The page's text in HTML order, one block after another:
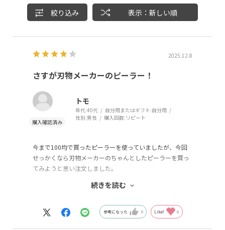
絞り込み 表示：新しい順
2025.12.8
さすが刃物メーカーのピーラー！
トモ
年代:40代 自分用またはギフト:自分用
性別:男性 購入回数: リピート
今まで100均で買ったピーラーを使っていましたが、今回
せっかくなら刃物メーカーのちゃんとしたピーラーを買っ
てみようと思い注文しました。
続きを読む
参考になった 0 Like! 0